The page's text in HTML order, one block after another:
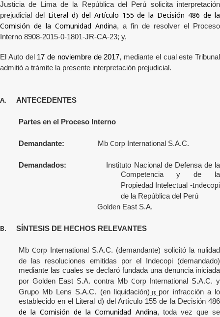
Justicia de Limade la República del Perú solicita interpretación
prejudicial del Literal d) del Artículo 155 de la Decisión 486 de la
Comisión de la Comunidad Andina, a fin de resolver el Proceso
Interno 8908-2015-0-1801-JR-CA-23; y,
El Auto del 17 de noviembre de 2017, mediante el cual este Tribunal
admitió a trámite la presente interpretación prejudicial.
A. ANTECEDENTES
Partes en el Proceso Interno
Demandante: Mb Corp International S.A.C.
Demandados:
Instituto Nacional de Defensa de la
Competencia y de la
Propiedad Intelectual -Indecopi
de la República del Perú
Golden East S.A.
B. SÍNTESIS DE HECHOS RELEVANTES
Mb Corp International S.A.C. (demandante) solicitó la nulidad
de las resoluciones emitidas por el
Indecopi(demandado)
mediante las cuales se declaró fundada una denuncia iniciada
por Golden East S.A. contra Mb Corp International S.A.C. y
Grupo Mb Lens S.A.C. (en liquidación) [1] por infracción a lo
establecido en el Literal d) del Artículo 155 de la Decisión 486
de la Comisión de la Comunidad Andina, toda vez que se